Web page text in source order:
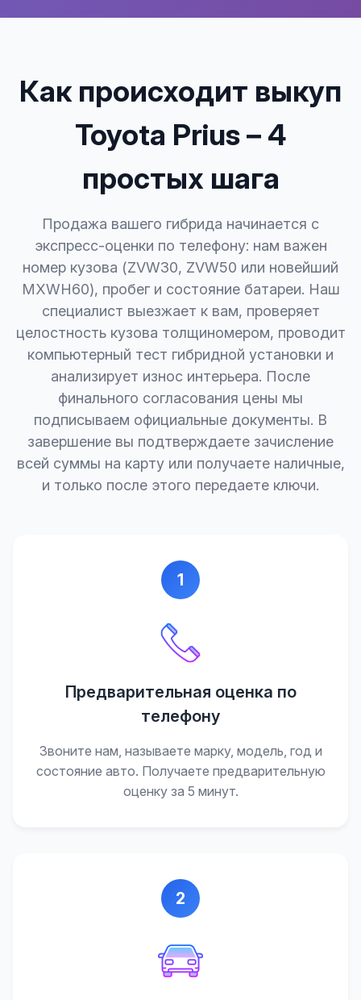
Как происходит выкуп
Toyota Prius – 4
простых шага
Продажа вашего гибрида начинается с
экспресс-оценки по телефону: нам важен
номер кузова (ZVW30, ZVW50 или новейший
MXWH60), пробег и состояние батареи. Наш
специалист выезжает к вам, проверяет
целостность кузова толщиномером, проводит
компьютерный тест гибридной установки и
анализирует износ интерьера. После
финального согласования цены мы
подписываем официальные документы. В
завершение вы подтверждаете зачисление
всей суммы на карту или получаете наличные,
и только после этого передаете ключи.
1
Предварительная оценка по
телефону
Звоните нам, называете марку, модель, год и
состояние авто. Получаете предварительную
оценку за 5 минут.
2